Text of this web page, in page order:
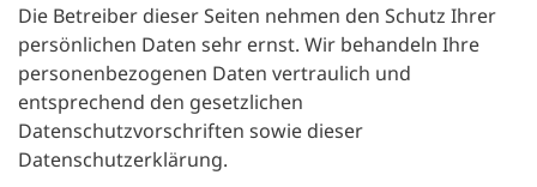
Die Betreiber dieser Seiten nehmen den Schutz Ihrer
persönlichen Daten sehr ernst. Wir behandeln Ihre
personenbezogenen Daten vertraulich und
entsprechend den gesetzlichen
Datenschutzvorschriften sowie dieser
Datenschutzerklärung.